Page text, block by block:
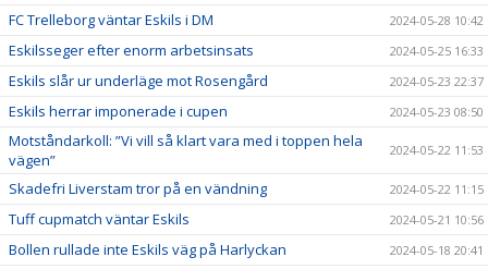
FC Trelleborg väntar Eskils i DM 2024-05-28 10:42
Eskilsseger efter enorm arbetsinsats 2024-05-25 16:33
Eskils slår ur underläge mot Rosengård 2024-05-23 22:37
Eskils herrar imponerade i cupen 2024-05-23 08:50
Motståndarkoll: ”Vi vill så klart vara med i toppen hela
vägen”
2024-05-22 11:53
Skadefri Liverstam tror på en vändning 2024-05-22 11:15
Tuff cupmatch väntar Eskils 2024-05-21 10:56
Bollen rullade inte Eskils väg på Harlyckan 2024-05-18 20:41